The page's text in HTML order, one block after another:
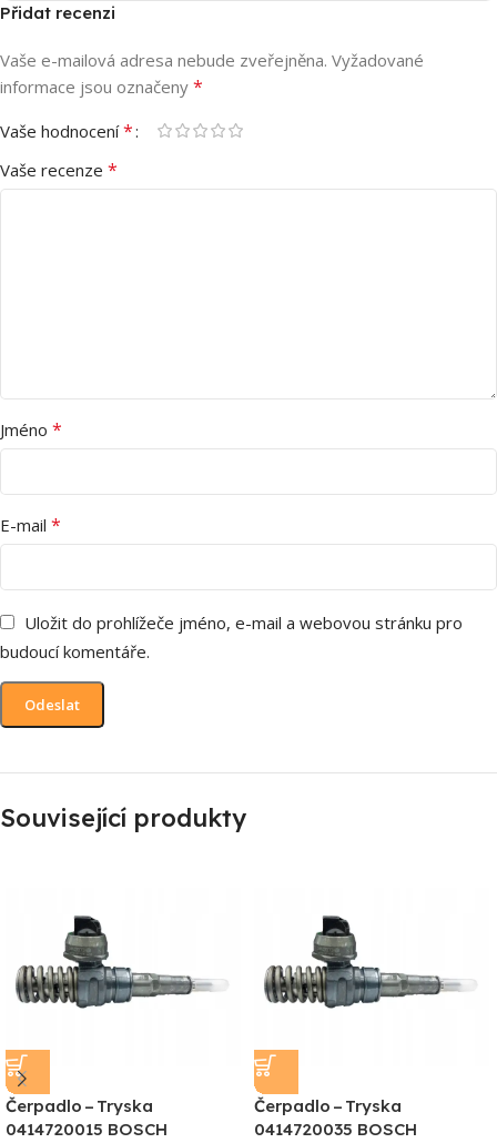
Přidat recenzi
Vaše e-mailová adresa nebude zveřejněna. Vyžadované
informace jsou označeny *
Vaše hodnocení*
Vaše recenze *
Jméno *
E-mail *
Uložit do prohlížeče jméno, e-mail a webovou stránku pro
budoucí komentáře.
Související produkty
Čerpadlo – Tryska
0414720015 BOSCH
Čerpadlo – Tryska
0414720035 BOSCH